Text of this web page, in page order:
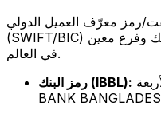
رمز معرّف العميل الدولي
(SWIFT/BIC) من 8 إلى 11 حرفًا ورقمًا لتحديد بنك وفرع معين
في العالم.
رمز البنك (IBBL):
BANK